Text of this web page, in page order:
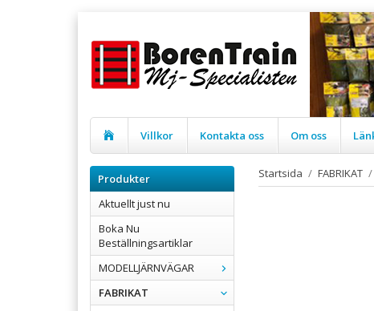
Villkor Kontakta oss Om oss
Produkter
Aktuellt just nu
Boka Nu
Beställningsartiklar
MODELLJÄRNVÄGAR
FABRIKAT
Startsida / FABRIKAT /